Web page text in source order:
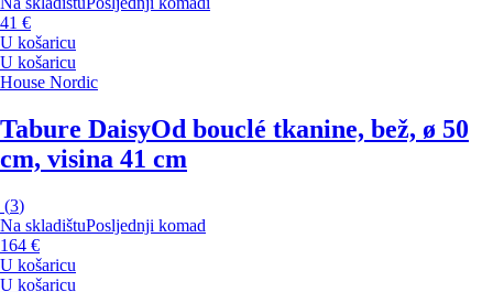
41 €
U košaricu
U košaricu
House Nordic
Tabure DaisyOd bouclé tkanine, bež, ø 50
cm, visina 41 cm
(3)
Na skladištuPosljednji komad
164 €
U košaricu
U košaricu